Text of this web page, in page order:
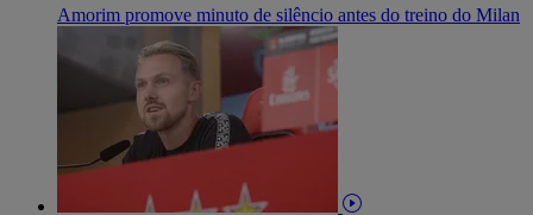
Amorim promove minuto de silêncio antes do treino do Milan